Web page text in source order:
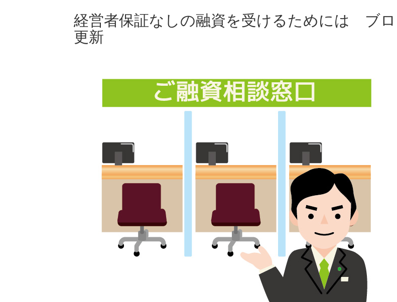
経営者保証なしの融資を受けるためには ブ
更新